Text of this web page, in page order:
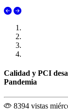
Calidad y PCI
Pandemia
8394 vistas